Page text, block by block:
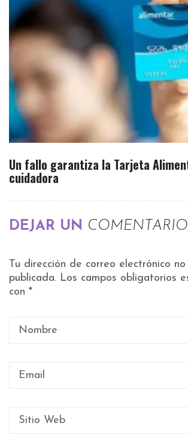
Un fallo garantiza la Tarjeta
cuidadora
DEJAR UN COMENTARIO
Tu dirección de correo electrónico no
publicada. Los campos obligatorios
con *